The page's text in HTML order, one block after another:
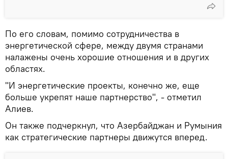
По его словам, помимо сотрудничества в
энергетической сфере, между двумя странами
налажены очень хорошие отношения и в других
областях.
"И энергетические проекты, конечно же, еще
больше укрепят наше партнерство", - отметил
Алиев.
Он также подчеркнул, что Азербайджан и Румыния
как стратегические партнеры движутся вперед.